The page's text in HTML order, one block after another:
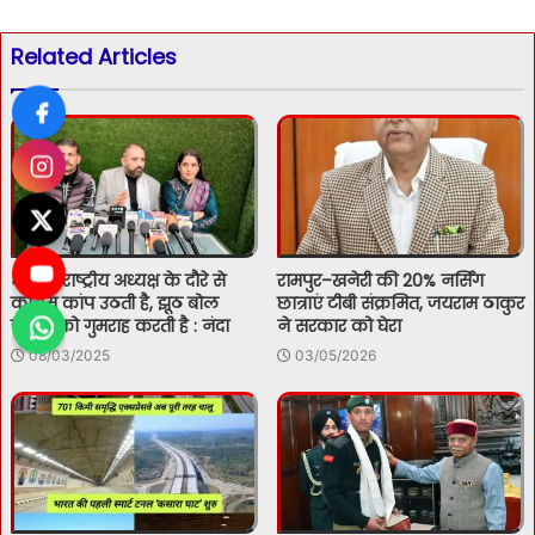
Related Articles
भाजपा राष्ट्रीय अध्यक्ष के दौरे से
कांग्रेस कांप उठती है, झूठ बोल
जनता को गुमराह करती है : नंदा
08/03/2025
रामपुर–खनेरी की 20% नर्सिंग
छात्राएं टीबी संक्रमित, जयराम ठाकुर
ने सरकार को घेरा
03/05/2026